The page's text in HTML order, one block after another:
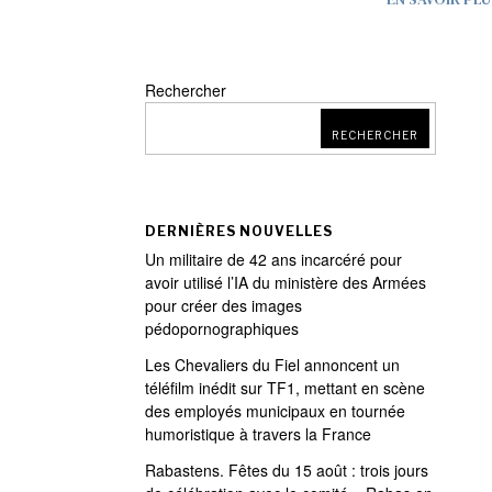
Rechercher
RECHERCHER
DERNIÈRES NOUVELLES
Un militaire de 42 ans incarcéré pour
avoir utilisé l’IA du ministère des Armées
pour créer des images
pédopornographiques
Les Chevaliers du Fiel annoncent un
téléfilm inédit sur TF1, mettant en scène
des employés municipaux en tournée
humoristique à travers la France
Rabastens. Fêtes du 15 août : trois jours